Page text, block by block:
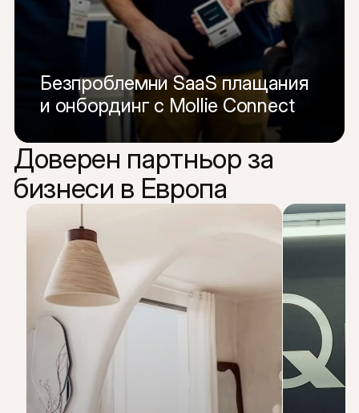
Безпроблемни SaaS плащания
и онбординг с Mollie Connect
Прочетете цялата история
Доверен партньор за
бизнеси в Европа